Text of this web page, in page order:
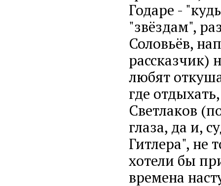
Годаре -
"звёздам",
Соловьёв,
рассказчик)
любят
где
Светлаков
глаза, да и,
Гитлера", не
хотели бы
времена